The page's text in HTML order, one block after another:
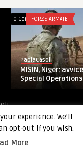
0 CommentsFORZE ARMATE
PaolaCasoli
MISIN, Niger:
Special
experience. We'll
opt-out if you wish.
More